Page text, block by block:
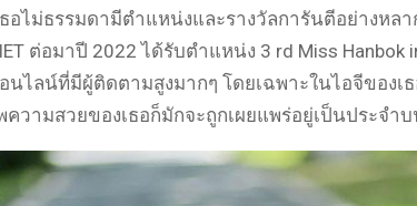
อไม่ธรรมดามีตำแหน่งและรางวัลการันตีอย่างหล
ต่อมาปี 2022 ได้รับตำแหน่ง 3 rd Miss Hanbok
นไลน์ที่มีผู้ติดตามสูงมากๆ โดยเฉพาะในไอจีของ
วามสวยของเธอก็มักจะถูกเผยแพร่อยู่เป็นประจำ